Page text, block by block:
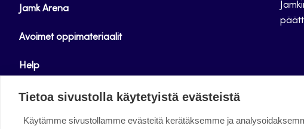
Jamk Arena
Avoimet oppimateriaalit
Help
Verkkolehdet
Tietoa sivustolla käytetyistä evästeistä
Käytämme sivustollamme evästeitä kerätäksemme ja